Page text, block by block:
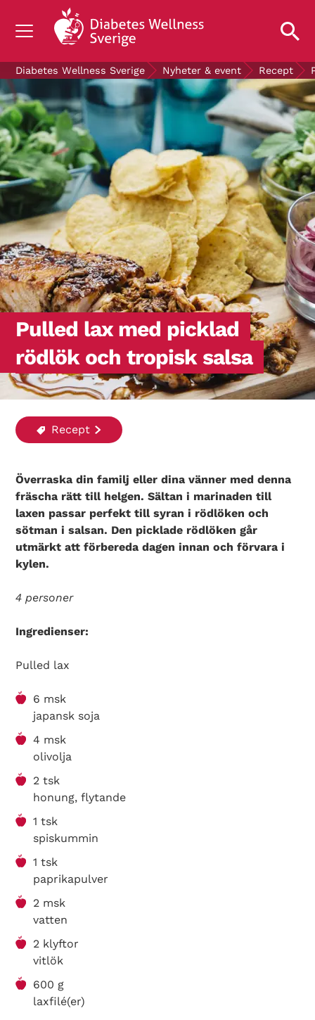
OM DIABETES
STÖD OSS
FORSKNING
NYHETER & EVENT
OM OSS
GRATIS DIABETESPRODUKTER
Blodsockerkollen
Diabetes Wellness Sverige Nyheter & event Recept
Pulled lax med picklad
rödlök och tropisk salsa
Recept
Överraska din familj eller dina vänner med denna
fräscha rätt till helgen. Sältan i marinaden till
laxen passar perfekt till syran i rödlöken och
sötman i salsan. Den picklade rödlöken går
utmärkt att förbereda dagen innan och förvara i
kylen.
4 personer
Ingredienser:
Pulled lax
6 msk
japansk soja
4 msk
olivolja
2 tsk
honung, flytande
1 tsk
spiskummin
1 tsk
paprikapulver
2 msk
vatten
2 klyftor
vitlök
600 g
laxfilé(er)